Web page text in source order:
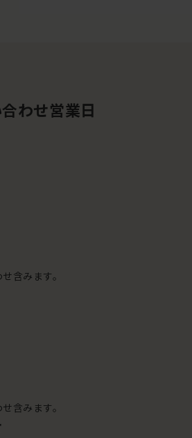
わせ営業日
含みます。
含みます。